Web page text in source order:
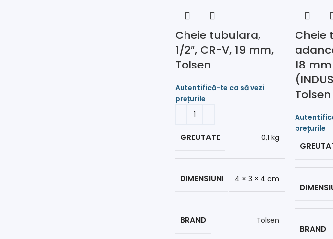
Cheie tubulara,
1/2″, CR-V, 19 mm,
Tolsen
GREUTATE 0,1 kg
DIMENSIUNI 4 × 3 × 4 cm
BRAND Tolsen
Cheie
18 mm
Tolsen
BRAND